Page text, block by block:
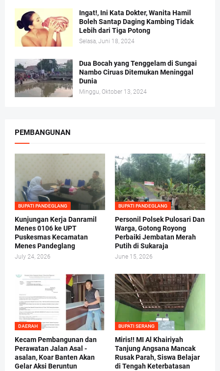
Ingat!, Ini Kata Dokter, Wanita Hamil
Boleh Santap Daging Kambing Tidak
Lebih dari Tiga Potong
Selasa, Juni 18, 2024
Dua Bocah yang Tenggelam di Sungai
Nambo Ciruas Ditemukan Meninggal
Dunia
Minggu, Oktober 13, 2024
PEMBANGUNAN
BUPATI PANDEGLANG
Kunjungan Kerja Danramil
Menes 0106 ke UPT
Puskesmas Kecamatan
Menes Pandeglang
July 24, 2026
BUPATI PANDEGLANG
Personil Polsek Pulosari Dan
Warga, Gotong Royong
Perbaiki Jembatan Merah
Putih di Sukaraja
June 15, 2026
DAERAH
Kecam Pembangunan dan
Perawatan Jalan Asal -
asalan, Koar Banten Akan
Gelar Aksi Beruntun
BUPATI SERANG
Miris!! MI Al Khairiyah
Tanjung Angsana Mancak
Rusak Parah, Siswa Belajar
di Tengah Keterbatasan